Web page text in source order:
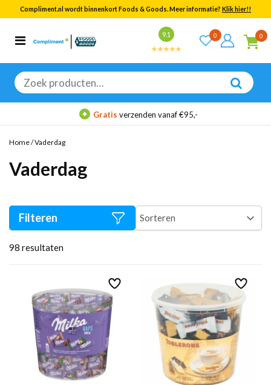
Compliment.nl wordt binnenkort Foods & Goods. Meer informatie? Klik hier!!
9.1 0 0
Zoeken
naar:
Categorieën
Bekijk alle resultaten
Gratis verzenden vanaf €95,-
Home/Vaderdag
Vaderdag
98 resultaten
Filteren